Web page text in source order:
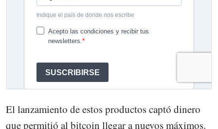
El lanzamiento de estos productos captó dinero
que permitió al bitcoin llegar a nuevos máximos.